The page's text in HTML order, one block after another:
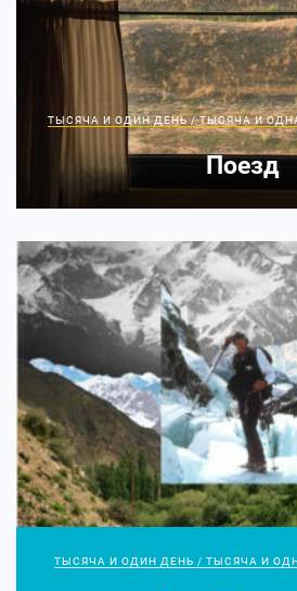
ТЫСЯЧА И ОДИН ДЕНЬ / ТЫСЯЧА И
Поезд
ТЫСЯЧА И ОДИН ДЕНЬ / ТЫСЯЧА И